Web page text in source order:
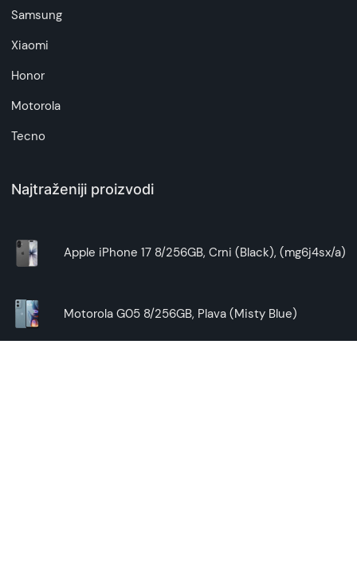
Samsung
Xiaomi
Honor
Motorola
Tecno
Najtraženiji proizvodi
Apple iPhone 17 8/256GB, Crni (Black), (mg6j4sx/a)
Motorola G05 8/256GB, Plava (Misty Blue)